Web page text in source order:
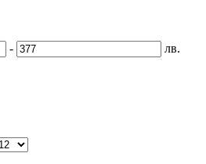
-
лв.